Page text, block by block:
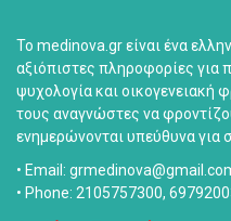
Το medinova.gr είναι ένα
αξιόπιστες πληροφορίες
ψυχολογία και οικογενειακή
τους αναγνώστες να
ενημερώνονται υπεύθυνα για
• Email:
• Phone: 2105757300,